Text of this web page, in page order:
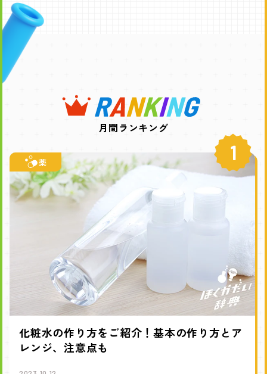
月間ランキング
薬 1
化粧水の作り方をご紹介！基本の作り方とア
レンジ、注意点も